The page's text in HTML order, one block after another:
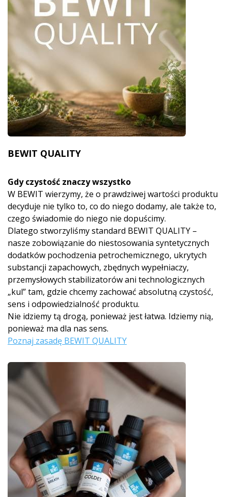
BEWIT QUALITY
Gdy czystość znaczy wszystko
W BEWIT wierzymy, że o prawdziwej wartości produktu
decyduje nie tylko to, co do niego dodamy, ale także to,
czego świadomie do niego nie dopuścimy.
Dlatego stworzyliśmy standard BEWIT QUALITY –
nasze zobowiązanie do niestosowania syntetycznych
dodatków pochodzenia petrochemicznego, ukrytych
substancji zapachowych, zbędnych wypełniaczy,
przemysłowych stabilizatorów ani technologicznych
„kul” tam, gdzie chcemy zachować absolutną czystość,
sens i odpowiedzialność produktu.
Nie idziemy tą drogą, ponieważ jest łatwa. Idziemy nią,
ponieważ ma dla nas sens.
Poznaj zasadę BEWIT QUALITY